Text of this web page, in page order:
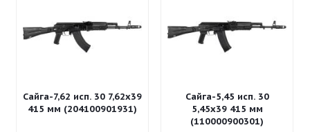
Сайга-7,62 исп. 30 7,62x39
415 мм (204100901931)
Сайга-5,45 исп. 30
5,45x39 415 мм
(110000900301)